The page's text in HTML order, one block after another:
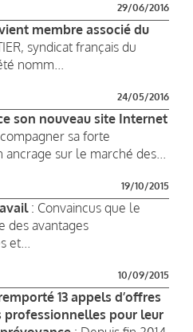
29/06/2016
membre associé du
syndicat français du
nomm...
24/05/2016
son nouveau site Internet
sa forte
sur le marché des...
19/10/2015
: Convaincus que le
des avantages
10/09/2015
13 appels d’offres
professionnelles pour leur